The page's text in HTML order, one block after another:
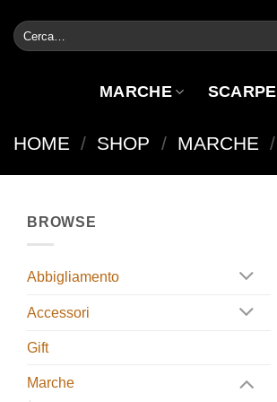
contenuti
Cerca:
MARCHE SCARPE
HOME / SHOP / MARCHE /
BROWSE
Abbigliamento
Accessori
Gift
Marche